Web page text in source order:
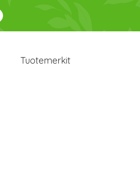
Tuotemerkit